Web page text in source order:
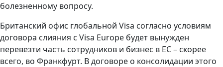
болезненному вопросу.
Британский офис глобальной Visa согласно условиям
договора слияния с Visa Europe будет вынужден
перевезти часть сотрудников и бизнес в ЕС – скорее
всего, во Франкфурт. В договоре о консолидации этого